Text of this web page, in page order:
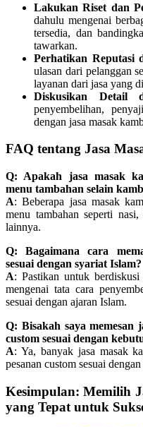
Lakukan Riset dan
dahulu mengenai
tersedia, dan
tawarkan.
Perhatikan Reputasi
ulasan dari pelanggan
layanan dari jasa yang
Diskusikan Detail
penyembelihan,
dengan jasa masak
FAQ tentang Jasa
Q: Apakah jasa masak
menu tambahan selain
A: Beberapa jasa masak
menu tambahan seperti
lainnya.
Q: Bagaimana cara
sesuai dengan syariat Islam?
A: Pastikan untuk
mengenai tata cara
sesuai dengan ajaran Islam.
Q: Bisakah saya memesan
custom sesuai dengan
A: Ya, banyak jasa masak
pesanan custom sesuai
Kesimpulan: Memilih
yang Tepat untuk